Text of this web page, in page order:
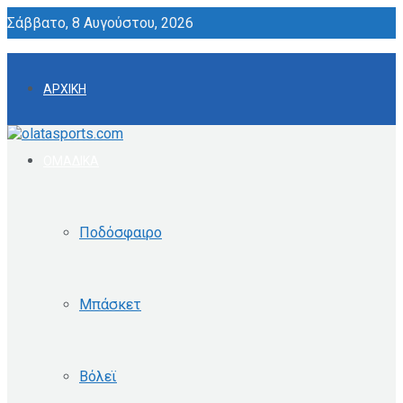
Σάββατο, 8 Αυγούστου, 2026
ΑΡΧΙΚΗ
Ποδόσφαιρο
Μπάσκετ
Βόλεϊ